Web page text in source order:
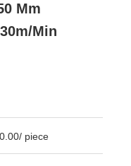
Mm
min
piece